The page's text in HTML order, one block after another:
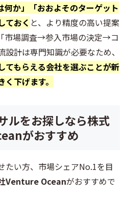
何か」「おおよそのターゲット
ておく と、より精度の高い提案
市場調査→参入市場の決定→コ
計は専門知識が必要なため、
てもらえる会社を選ぶことが新
下げます。
ルをお探しなら株式
がおすすめ
たい方、市場シェアNo.1を目
Venture Oceanがおすすめで